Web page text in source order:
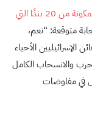
خطة السلام المكونة من 20 بندًا التي
متوقعة: “نعم،
الأحياء
والانسحاب الكامل
في مفاوضات